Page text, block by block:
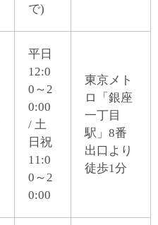
で)
平日
12:0
0～2
0:00
/ 土
日祝
11:0
0～2
0:00
東京メト
ロ「銀座
一丁目
駅」8番
出口より
徒歩1分